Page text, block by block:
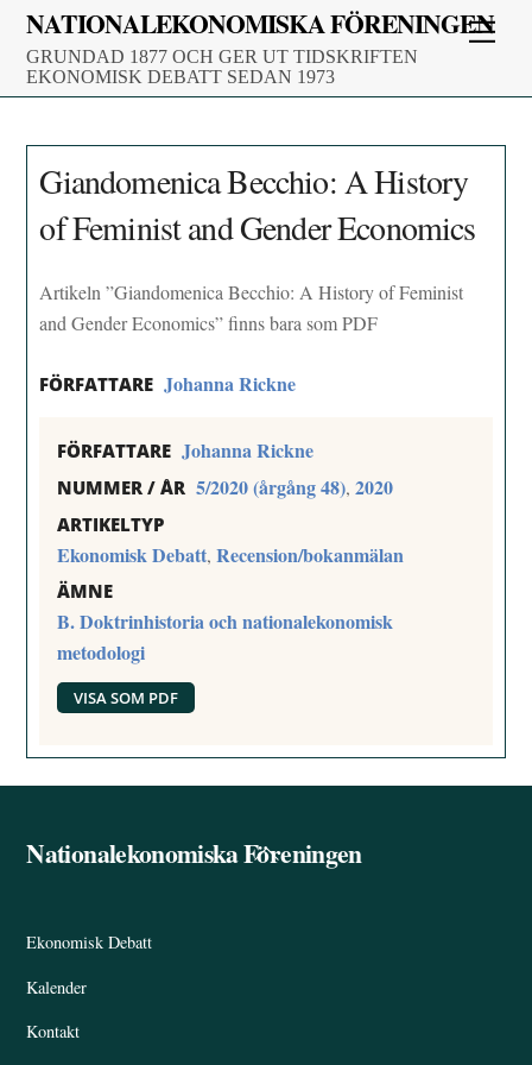
Skip
content
NATIONALEKONOMISKA FÖRENINGEN
GRUNDAD 1877 OCH GER UT TIDSKRIFTEN
EKONOMISK DEBATT SEDAN 1973
Giandomenica Becchio: A History
of Feminist and Gender Economics
Artikeln ”Giandomenica Becchio: A History of Feminist
and Gender Economics” finns bara som PDF
FÖRFATTARE Johanna Rickne
FÖRFATTARE Johanna Rickne
NUMMER / ÅR 5/2020 (årgång 48),2020
ARTIKELTYP
Ekonomisk Debatt,Recension/bokanmälan
ÄMNE
B. Doktrinhistoria och nationalekonomisk
metodologi
VISA SOM PDF
Back
Nationalekonomiska Föreningen
Ekonomisk Debatt
Kalender
Kontakt